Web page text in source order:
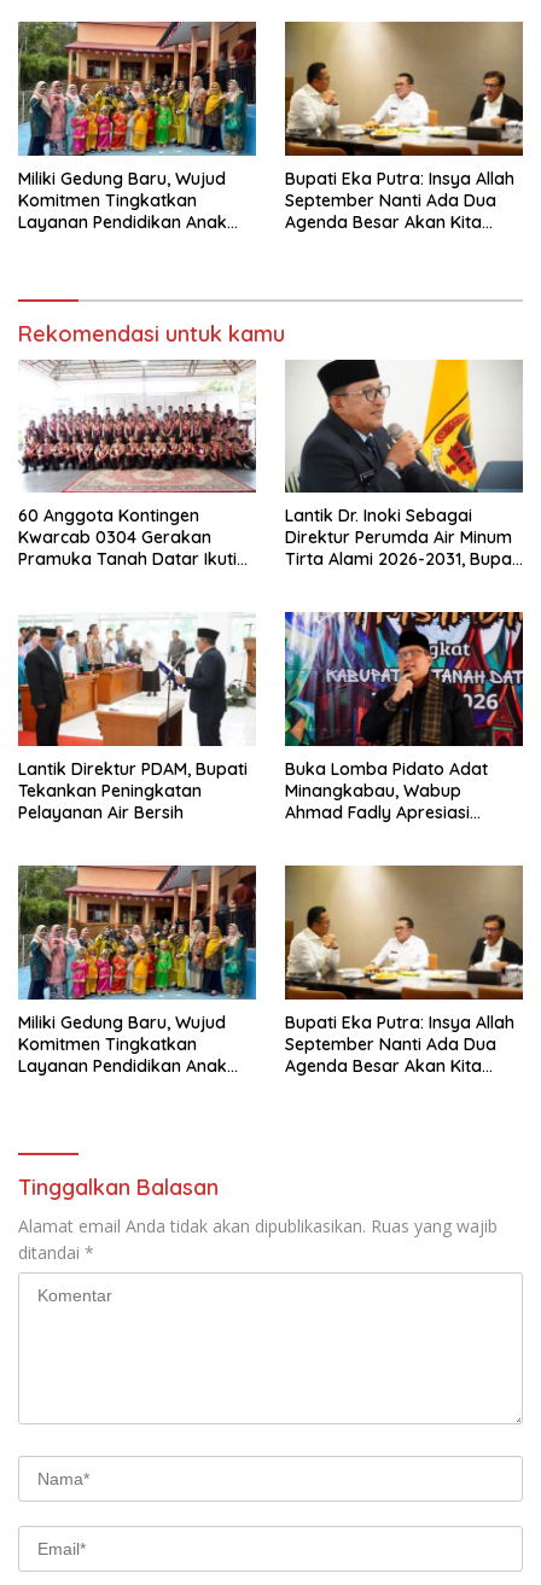
Miliki Gedung Baru, Wujud
Komitmen Tingkatkan
Layanan Pendidikan Anak
Bupati Eka Putra: Insya Allah
September Nanti Ada Dua
Agenda Besar Akan Kita
Rekomendasi untuk kamu
60 Anggota Kontingen
Kwarcab 0304 Gerakan
Pramuka Tanah Datar Ikuti
Lantik Dr. Inoki Sebagai
Direktur Perumda Air Minum
Tirta Alami 2026-2031, Bupati
Fakta Integritas Berdasarkan
Visi dan Misi
Lantik Direktur PDAM, Bupati
Tekankan Peningkatan
Pelayanan Air Bersih
Buka Lomba Pidato Adat
Minangkabau, Wabup
Ahmad Fadly Apresiasi
Miliki Gedung Baru, Wujud
Komitmen Tingkatkan
Layanan Pendidikan Anak
Bupati Eka Putra: Insya Allah
September Nanti Ada Dua
Agenda Besar Akan Kita
Tinggalkan Balasan
Alamat email Anda tidak akan dipublikasikan. Ruas yang wajib
ditandai *